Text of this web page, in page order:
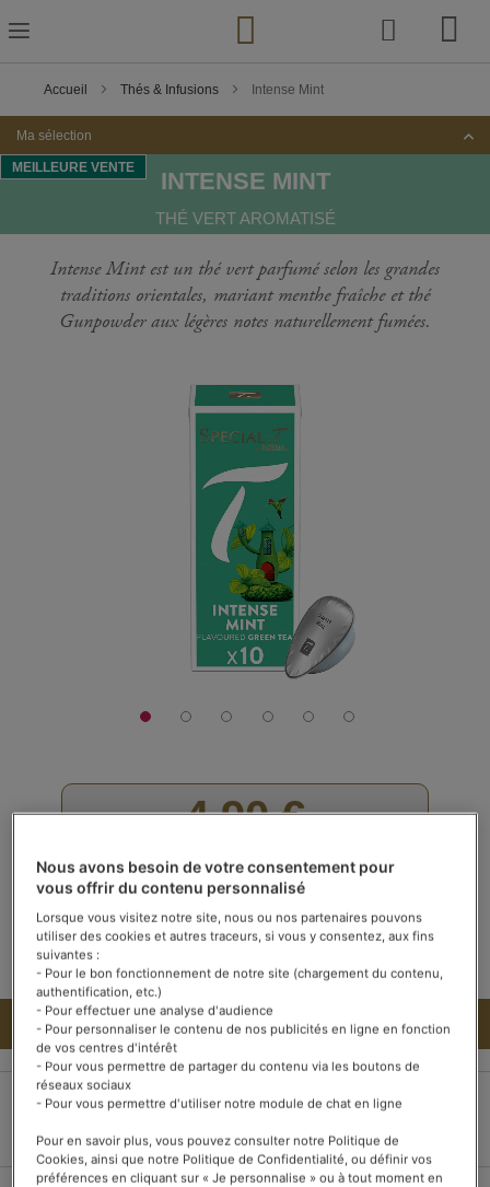
to
Content
Accueil Thés & Infusions Intense Mint
Ma sélection
MEILLEURE VENTE INTENSE MINT
THÉ VERT AROMATISÉ
Intense Mint est un thé vert parfumé selon les grandes
traditions orientales, mariant menthe fraîche et thé
Gunpowder aux légères notes naturellement fumées.
4,90 €
Rating:
90
% of100
Voir les avis (
En stock
AJOUTER AU PANIER
sécurisé
jours
15 boîtes de thé
Nous avons besoin de votre consentement pour
vous offrir du contenu personnalisé
Lorsque vous visitez notre site, nous ou nos partenaires pouvons
utiliser des cookies et autres traceurs, si vous y consentez, aux fins
suivantes :
- Pour le bon fonctionnement de notre site (chargement du contenu,
authentification, etc.)
- Pour effectuer une analyse d'audience
- Pour personnaliser le contenu de nos publicités en ligne en fonction
de vos centres d'intérêt
- Pour vous permettre de partager du contenu via les boutons de
réseaux sociaux
- Pour vous permettre d'utiliser notre module de chat en ligne
Pour en savoir plus, vous pouvez consulter notre Politique de
Cookies, ainsi que notre Politique de Confidentialité, ou définir vos
préférences en cliquant sur « Je personnalise » ou à tout moment en